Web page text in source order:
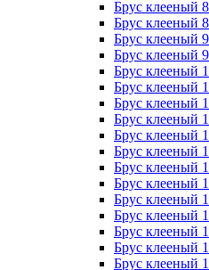
Брус клееный
Брус клееный
Брус клееный
Брус клееный
Брус клееный
Брус клееный
Брус клееный
Брус клееный
Брус клееный
Брус клееный
Брус клееный
Брус клееный
Брус клееный
Брус клееный
Брус клееный
Брус клееный
Брус клееный